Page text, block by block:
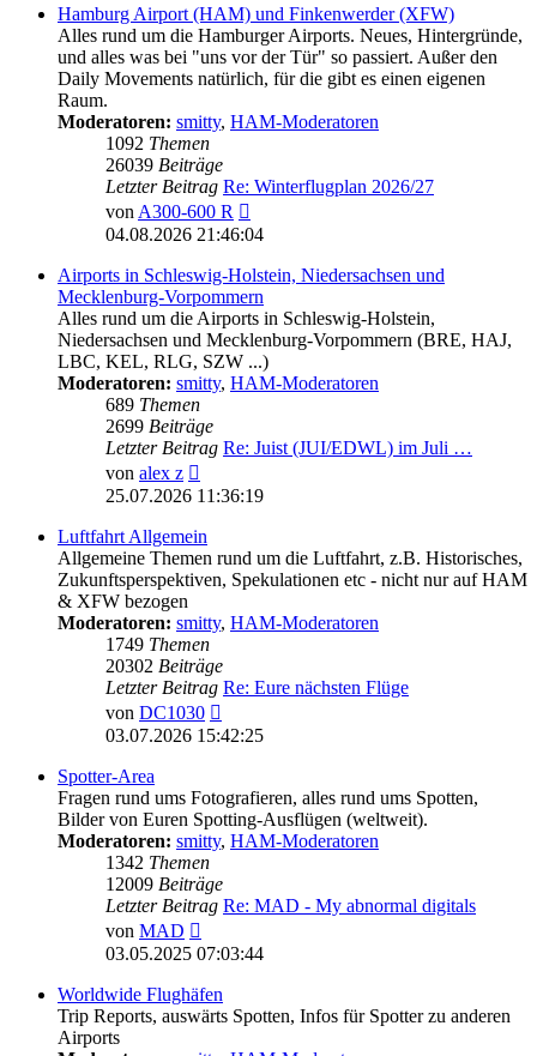
Hamburg Airport (HAM) und Finkenwerder (XFW)
Alles rund um die Hamburger Airports. Neues, Hintergründe,
und alles was bei "uns vor der Tür" so passiert. Außer den
Daily Movements natürlich, für die gibt es einen eigenen
Raum.
Moderatoren: smitty, HAM-Moderatoren
1092 Themen
26039 Beiträge
Letzter Beitrag Re: Winterflugplan 2026/27
vonA300-600 R
Beitrag
04.08.2026 21:46:04
Airports in Schleswig-Holstein, Niedersachsen und
Mecklenburg-Vorpommern
Alles rund um die Airports in Schleswig-Holstein,
Niedersachsen und Mecklenburg-Vorpommern (BRE, HAJ,
LBC, KEL, RLG, SZW ...)
Moderatoren: smitty, HAM-Moderatoren
689 Themen
2699 Beiträge
Letzter Beitrag Re: Juist (JUI/EDWL) im Juli …
von alex z
Beitrag
25.07.2026 11:36:19
Luftfahrt Allgemein
Allgemeine Themen rund um die Luftfahrt, z.B. Historisches,
Zukunftsperspektiven, Spekulationen etc - nicht nur auf HAM
& XFW bezogen
Moderatoren: smitty, HAM-Moderatoren
1749 Themen
20302 Beiträge
Letzter Beitrag Re: Eure nächsten Flüge
von DC1030
Beitrag
03.07.2026 15:42:25
Spotter-Area
Fragen rund ums Fotografieren, alles rund ums Spotten,
Bilder von Euren Spotting-Ausflügen (weltweit).
Moderatoren: smitty, HAM-Moderatoren
1342 Themen
12009 Beiträge
Letzter Beitrag Re: MAD - My abnormal digitals
von MAD
Beitrag
03.05.2025 07:03:44
Worldwide Flughäfen
Trip Reports, auswärts Spotten, Infos für Spotter zu anderen
Airports